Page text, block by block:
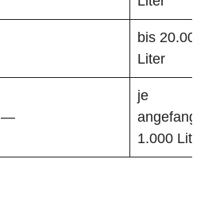
bis 20.000
Liter
—
je
1.000 Liter